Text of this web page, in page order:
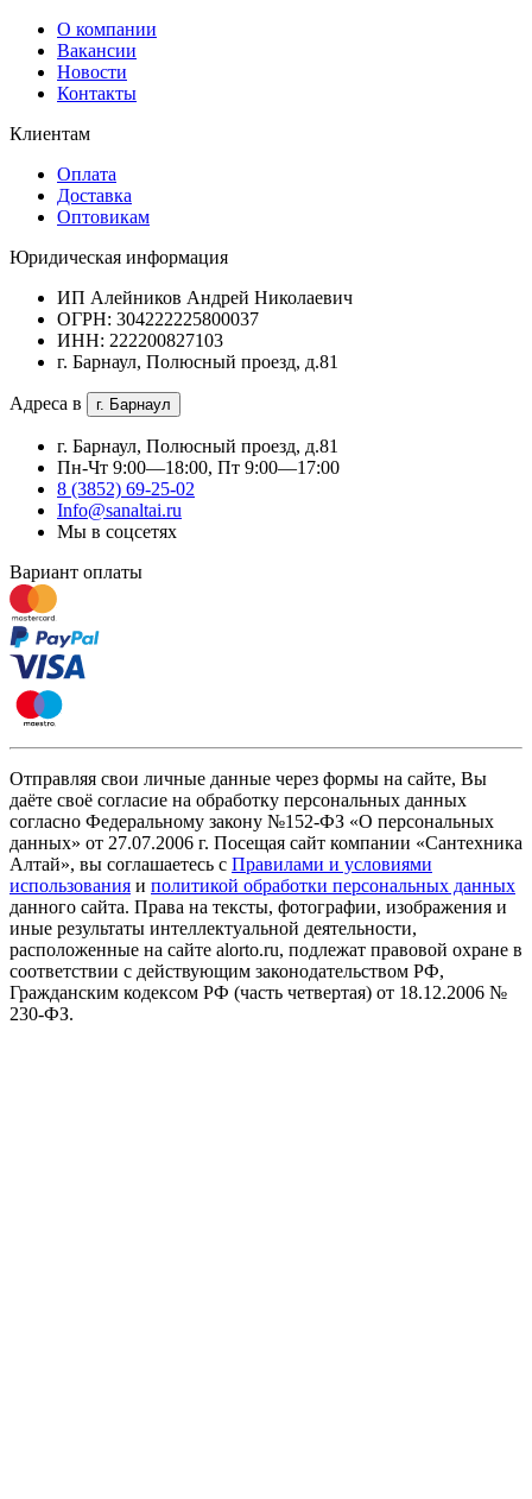
О компании
Вакансии
Новости
Контакты
Клиентам
Оплата
Доставка
Оптовикам
Юридическая информация
ИП Алейников Андрей Николаевич
ОГРН: 304222225800037
ИНН: 222200827103
г. Барнаул, Полюсный проезд, д.81
Адреса в г. Барнаул
г. Барнаул, Полюсный проезд, д.81
Пн-Чт 9:00—18:00, Пт 9:00—17:00
8 (3852) 69-25-02
Info@sanaltai.ru
Мы в соцсетях
Вариант оплаты
Отправляя свои личные данные через формы на сайте, Вы
даёте своё согласие на обработку персональных данных
согласно Федеральному закону №152-ФЗ «О персональных
данных» от 27.07.2006 г. Посещая сайт компании «Cантехника
Алтай», вы соглашаетесь с Правилами и условиями
использования и политикой обработки персональных данных
данного сайта. Права на тексты, фотографии, изображения и
иные результаты интеллектуальной деятельности,
расположенные на сайте alorto.ru, подлежат правовой охране в
соответствии с действующим законодательством РФ,
Гражданским кодексом РФ (часть четвертая) от 18.12.2006 №
230-ФЗ.